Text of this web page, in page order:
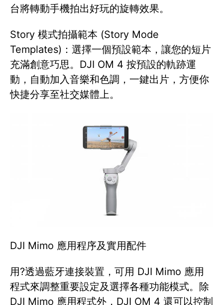
台將轉動手機拍出好玩的旋轉效果。
Story 模式拍攝範本 (Story Mode
Templates)：選擇一個預設範本，讓您的短片
充滿創意巧思。DJI OM 4 按預設的軌跡運
動，自動加入音樂和色調，一鍵出片，方便你
快捷分享至社交媒體上。
DJI Mimo 應用程序及實用配件
用?透過藍牙連接裝置，可用 DJI Mimo 應用
程式來調整重要設定及選擇各種功能模式。除
DJI Mimo 應用程式外，DJI OM 4 還可以控制